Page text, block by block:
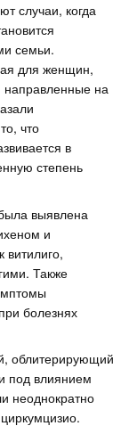
случаи, когда
семьи.
для женщин,
направленные на
что
в
степень
выявлена
и
Также
болезнях
облитерирующий
под влиянием
неоднократно